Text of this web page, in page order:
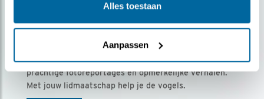
Alles toestaan
Aanpassen
Ontvang 5 x Vogels voor € 36,00 per jaar
Vogels is het tijdschrift voor onze leden, met
prachtige fotoreportages en opmerkelijke verhalen.
Met jouw lidmaatschap help je de vogels.